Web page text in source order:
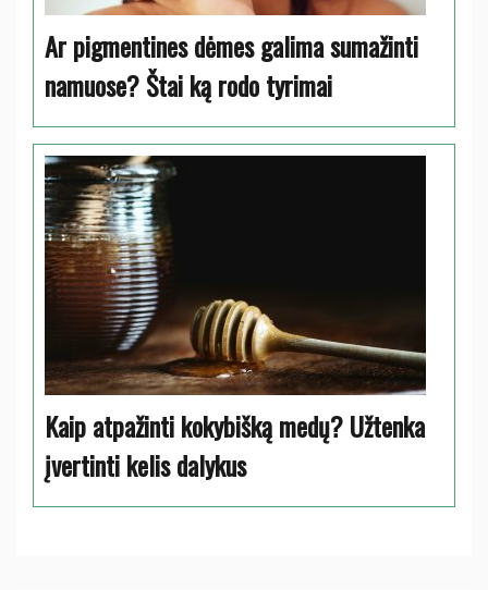
Ar pigmentines dėmes galima sumažinti
namuose? Štai ką rodo tyrimai
Kaip atpažinti kokybišką medų? Užtenka
įvertinti kelis dalykus